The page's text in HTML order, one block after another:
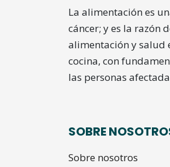
La alimentación es
cáncer; y es la razón
alimentación y salud
cocina, con
las personas
SOBRE
Sobre nosotros